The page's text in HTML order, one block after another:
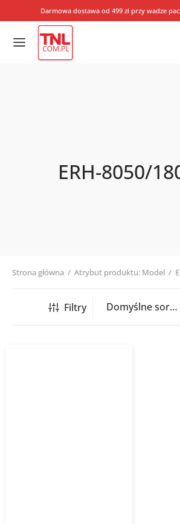
Darmowa dostawa od 499 zł przy wadze
ERH-8050/
Strona główna / Atrybut produktu: Model /
Filtry